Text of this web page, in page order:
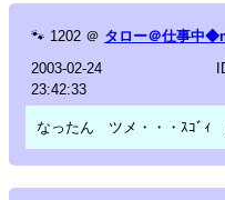
🐾 1202 ＠ タロー＠仕事中
2003-02-24
23:42:33
なったん ツメ・・・ｽｺﾞｨ